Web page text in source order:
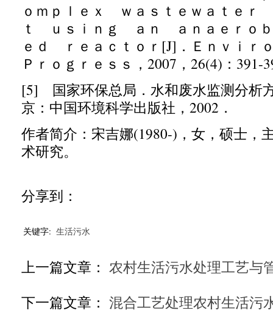
ｏｍｐｌｅｘ
ｗａｓｔｅｗａｔｅｒ
ｔ ｕｓｉｎｇ ａｎ ａｎａｅｒｏ
ｅｄ ｒｅａｃｔｏｒ [J] ． Ｅｎｖｉ
Ｐｒｏｇｒｅｓｓ， 2007 ， 26(4) ： 391-
[5] 国家环保总局．水和废水监测分析
京：中国环境科学出版社， 2002 ．
作者简介：宋吉娜(1980-) ，女，硕士，
术研究。
分享到：
关键字: 生活污水
上一篇文章： 农村生活污水处理工艺与
下一篇文章： 混合工艺处理农村生活污